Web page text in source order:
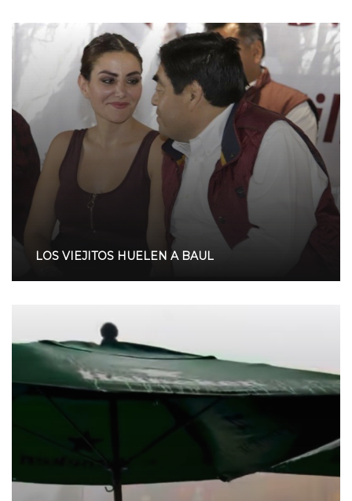
LOS VIEJITOS HUELEN A BAUL